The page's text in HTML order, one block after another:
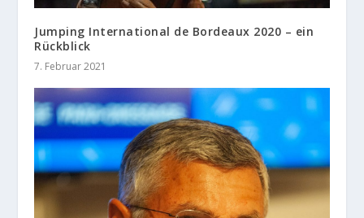
Jumping International de Bordeaux 2020 – ein
Rückblick
7. Februar 2021